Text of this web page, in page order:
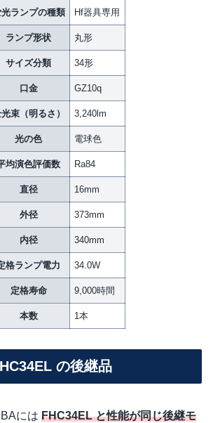
ランプの種類 Hf器具専用
ランプ形状 丸形
サイズ分類 34形
口金 GZ10q
束（明るさ） 3,240lm
光の色 電球色
均演色評価数 Ra84
直径 16mm
外径 373mm
内径 340mm
格ランプ電力 34.0W
定格寿命 9,000時間
本数 1本
の後継品
には FHC34EL と性能が同じ後継モ